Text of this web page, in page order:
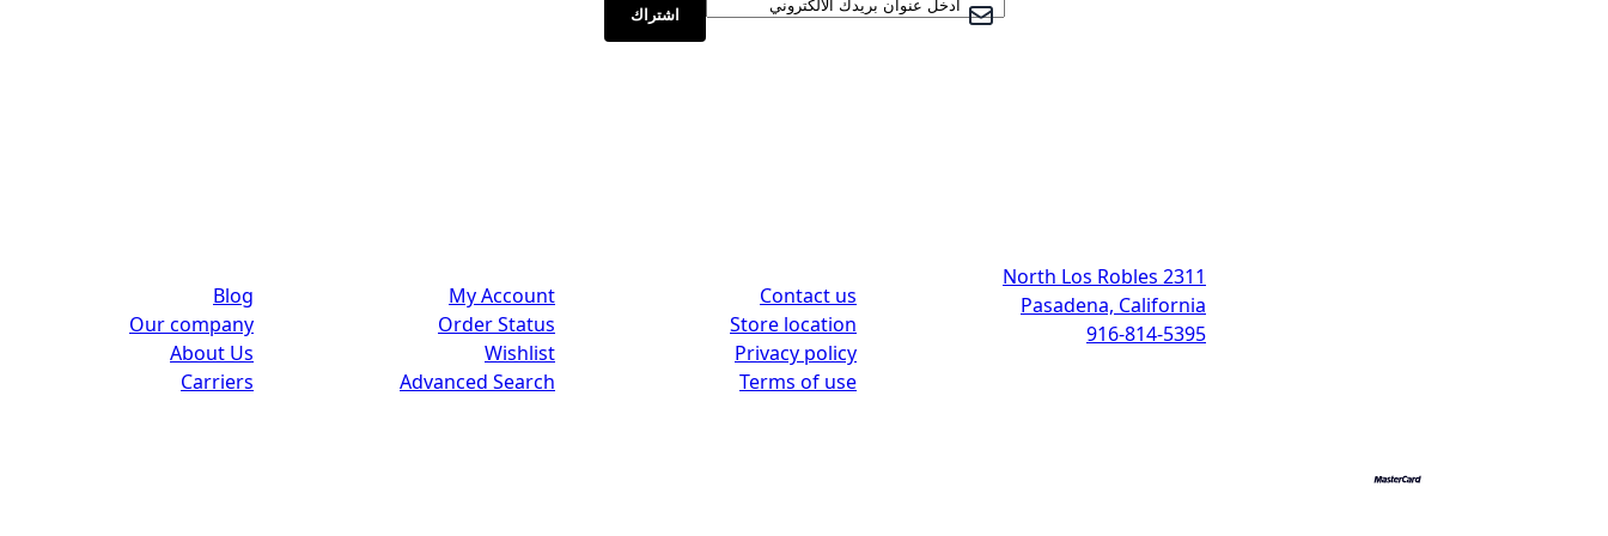
اشتراك
2311 North Los Robles
Pasadena, California
916-814-5395
Contact us
Store location
Privacy policy
Terms of use
My Account
Order Status
Wishlist
Advanced Search
Blog
Our company
About Us
Carriers